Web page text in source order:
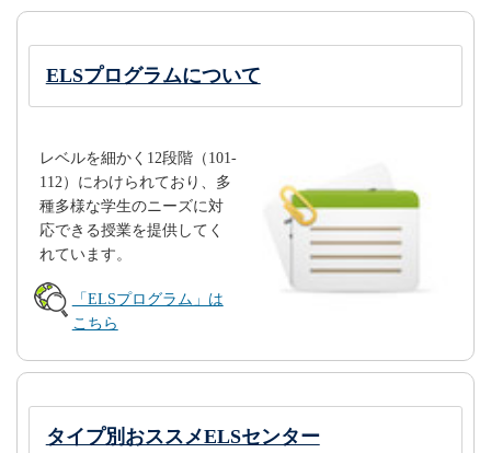
ELSプログラムについて
レベルを細かく12段階（101-
112）にわけられており、多
種多様な学生のニーズに対
応できる授業を提供してく
れています。
「ELSプログラム」は
こちら
タイプ別おススメELSセンター